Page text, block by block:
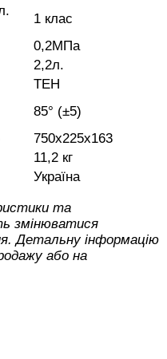
1 клас
0,2МПа
2,2л.
ТЕН
85° (±5)
750х225х163
11,2 кг
Україна
та
змінюватися
Детальну інформацію
або на